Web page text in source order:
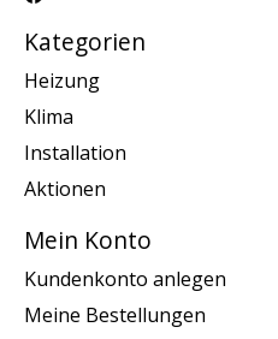
Kategorien
Heizung
Klima
Installation
Aktionen
Mein Konto
Kundenkonto anlegen
Meine Bestellungen